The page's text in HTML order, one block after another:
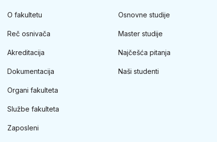
O fakultetu
Reč osnivača
Akreditacija
Dokumentacija
Organi fakulteta
Službe fakulteta
Zaposleni
Osnovne studije
Master studije
Najčešća pitanja
Naši studenti